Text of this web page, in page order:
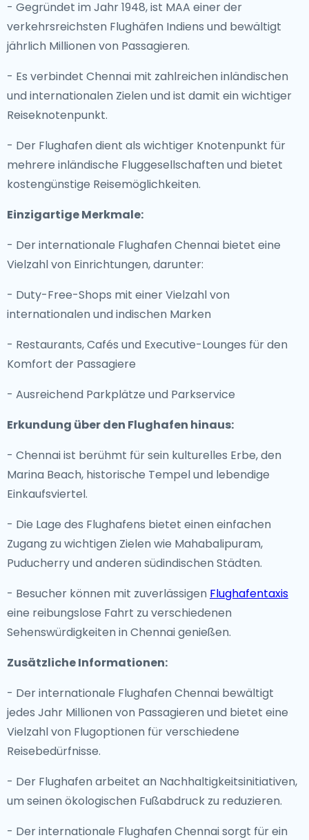
- Gegründet im Jahr 1948, ist MAA einer der
verkehrsreichsten Flughäfen Indiens und bewältigt
jährlich Millionen von Passagieren.
- Es verbindet Chennai mit zahlreichen inländischen
und internationalen Zielen und ist damit ein wichtiger
Reiseknotenpunkt.
- Der Flughafen dient als wichtiger Knotenpunkt für
mehrere inländische Fluggesellschaften und bietet
kostengünstige Reisemöglichkeiten.
Einzigartige Merkmale:
- Der internationale Flughafen Chennai bietet eine
Vielzahl von Einrichtungen, darunter:
- Duty-Free-Shops mit einer Vielzahl von
internationalen und indischen Marken
- Restaurants, Cafés und Executive-Lounges für den
Komfort der Passagiere
- Ausreichend Parkplätze und Parkservice
Erkundung über den Flughafen hinaus:
- Chennai ist berühmt für sein kulturelles Erbe, den
Marina Beach, historische Tempel und lebendige
Einkaufsviertel.
- Die Lage des Flughafens bietet einen einfachen
Zugang zu wichtigen Zielen wie Mahabalipuram,
Puducherry und anderen südindischen Städten.
- Besucher können mit zuverlässigen Flughafentaxis
eine reibungslose Fahrt zu verschiedenen
Sehenswürdigkeiten in Chennai genießen.
Zusätzliche Informationen:
- Der internationale Flughafen Chennai bewältigt
jedes Jahr Millionen von Passagieren und bietet eine
Vielzahl von Flugoptionen für verschiedene
Reisebedürfnisse.
- Der Flughafen arbeitet an Nachhaltigkeitsinitiativen,
um seinen ökologischen Fußabdruck zu reduzieren.
- Der internationale Flughafen Chennai sorgt für ein